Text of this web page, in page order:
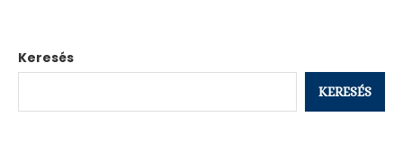
Keresés
KERESÉS